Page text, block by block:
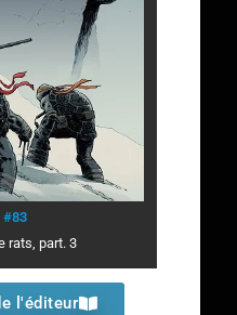
#83
rats, part. 3
l'éditeur